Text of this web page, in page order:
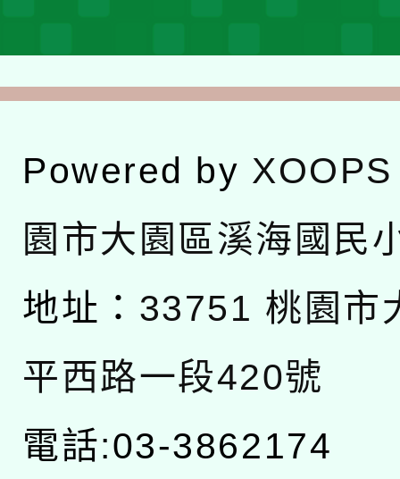
Powered by XOOPS
園市大園區溪海國民
地址： 33751 桃園市
平西路一段420號
電話:03-3862174